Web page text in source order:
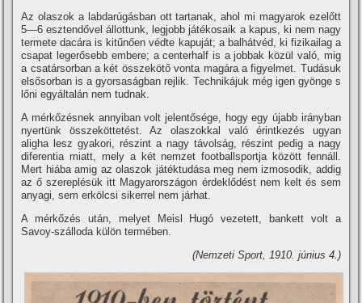
Az olaszok a labdarúgásban ott tartanak, ahol mi magyarok ezelőtt
5—6 esztendővel állottunk, legjobb játékosaik a kapus, ki nem nagy
termete dacára is kitűnően védte kapuját; a balhátvéd, ki fizikailag a
csapat legerősebb embere; a centerhalf is a jobbak közül való, mig
a csatársorban a két összekötő vonta magára a figyelmet. Tudásuk
elsősorban is a gyorsaságban rejlik. Technikájuk még igen gyönge s
lőni egyáltalán nem tudnak.
A mérkőzésnek annyiban volt jelentősége, hogy egy újabb irányban
nyertünk összeköttetést. Az olaszokkal való érintkezés ugyan
aligha lesz gyakori, részint a nagy távolság, részint pedig a nagy
diferentia miatt, mely a két nemzet footballsportja között fennáll.
Mert hiába amig az olaszok játéktudása meg nem izmosodik, addig
az ő szereplésük itt Magyarországon érdeklődést nem kelt és sem
anyagi, sem erkölcsi sikerrel nem járhat.
A mérkőzés után, melyet Meisl Hugó vezetett, bankett volt a
Savoy-szálloda külön termében.
(Nemzeti Sport, 1910. június 4.)